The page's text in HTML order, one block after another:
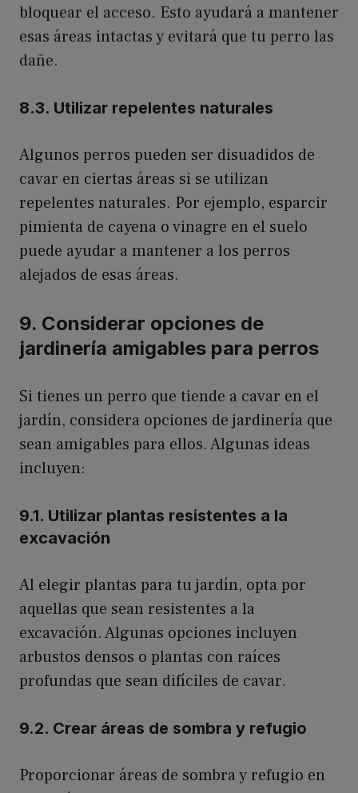
bloquear el acceso. Esto ayudará a mantener
esas áreas intactas y evitará que tu perro las
dañe.
8.3. Utilizar repelentes naturales
Algunos perros pueden ser disuadidos de
cavar en ciertas áreas si se utilizan
repelentes naturales. Por ejemplo, esparcir
pimienta de cayena o vinagre en el suelo
puede ayudar a mantener a los perros
alejados de esas áreas.
9. Considerar opciones de
jardinería amigables para perros
Si tienes un perro que tiende a cavar en el
jardín, considera opciones de jardinería que
sean amigables para ellos. Algunas ideas
incluyen:
9.1. Utilizar plantas resistentes a la
excavación
Al elegir plantas para tu jardín, opta por
aquellas que sean resistentes a la
excavación. Algunas opciones incluyen
arbustos densos o plantas con raíces
profundas que sean difíciles de cavar.
9.2. Crear áreas de sombra y refugio
Proporcionar áreas de sombra y refugio en